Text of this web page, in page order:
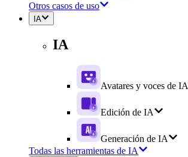
Otros casos de uso
IA
IA
Avatares y voces de IA
Edición de IA
Generación de IA
Todas las herramientas de IA